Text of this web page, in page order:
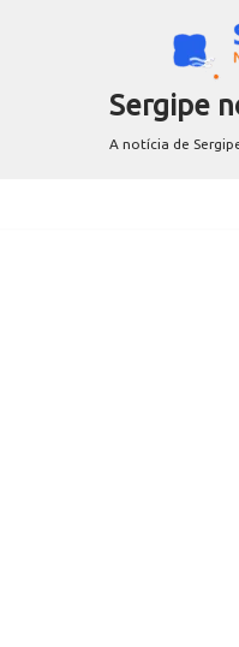
Sergipe
A notícia de